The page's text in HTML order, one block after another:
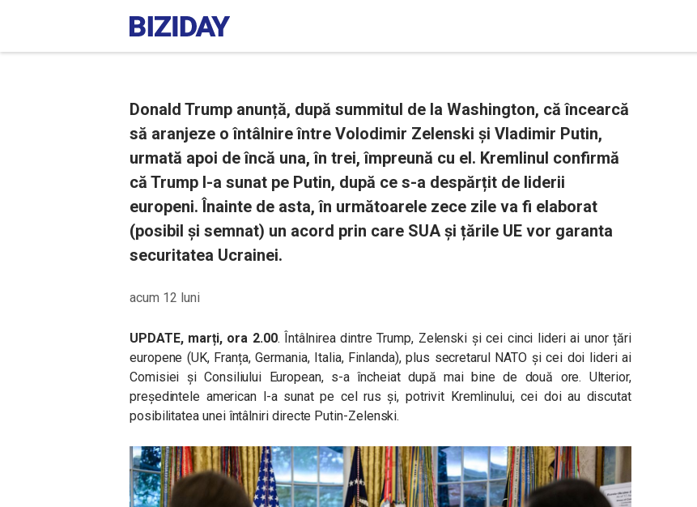
Donald Trump anunță, după summitul de la Washington, că încearcă
să aranjeze o întâlnire între Volodimir Zelenski și Vladimir Putin,
urmată apoi de încă una, în trei, împreună cu el. Kremlinul confirmă
că Trump l-a sunat pe Putin, după ce s-a despărțit de liderii
europeni. Înainte de asta, în următoarele zece zile va fi elaborat
(posibil și semnat) un acord prin care SUA și țările UE vor garanta
securitatea Ucrainei.
acum 12 luni
UPDATE, marți, ora 2.00. Întâlnirea dintre Trump, Zelenski și cei cinci lideri ai unor țări
europene (UK, Franța, Germania, Italia, Finlanda), plus secretarul NATO și cei doi lideri ai
Comisiei și Consiliului European, s-a încheiat după mai bine de două ore. Ulterior,
președintele american l-a sunat pe cel rus și, potrivit Kremlinului, cei doi au discutat
posibilitatea unei întâlniri directe Putin-Zelenski.